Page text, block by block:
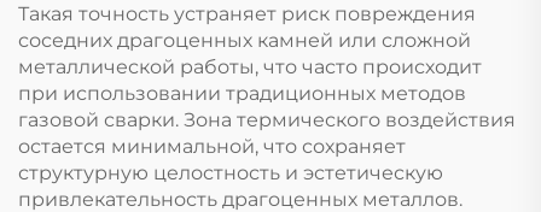
Такая точность устраняет риск повреждения
соседних драгоценных камней или сложной
металлической работы, что часто происходит
при использовании традиционных методов
газовой сварки. Зона термического воздействия
остается минимальной, что сохраняет
структурную целостность и эстетическую
привлекательность драгоценных металлов.